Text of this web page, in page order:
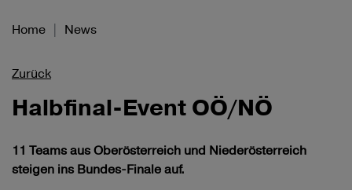
Home News
Zurück
Halbfinal-Event OÖ/NÖ
11 Teams aus Oberösterreich und Niederösterreich
steigen ins Bundes-Finale auf.